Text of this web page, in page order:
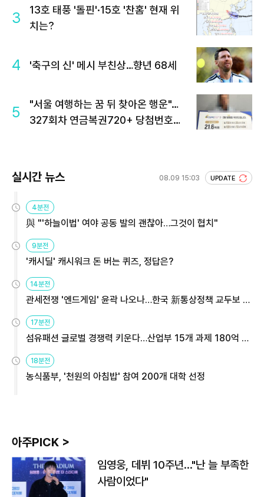
3
13호 태풍 '돌핀'·15호 '찬홈' 현재 위
치는?
4 '축구의 신' 메시 부친상…향년 68세
5
"서울 여행하는 꿈 뒤 찾아온 행운"…
327회차 연금복권720+ 당첨번호조
실시간 뉴스 08.09 15:03 UPDATE
4분전
與 "'하늘이법' 여야 공동 발의 괜찮아…그것이 협치"
9분전
'캐시딜' 캐시워크 돈 버는 퀴즈, 정답은?
14분전
관세전쟁 '엔드게임' 윤곽 나오나…한국 新통상정책 교두보 활
용해야
17분전
섬유패션 글로벌 경쟁력 키운다…산업부 15개 과제 180억 지
원
18분전
농식품부, '천원의 아침밥' 참여 200개 대학 선정
아주PICK >
임영웅, 데뷔 10주년…"난 늘 부족한
사람이었다"